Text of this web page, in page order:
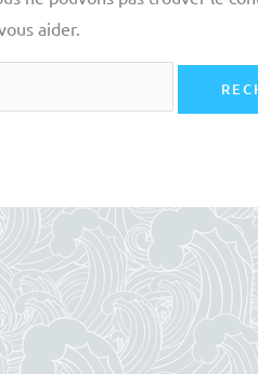
aider.